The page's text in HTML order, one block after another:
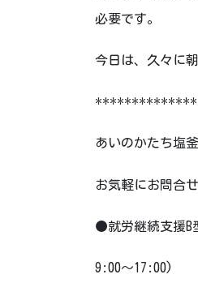
必要です。
今日は、久々に
あいのかたち塩
お気軽にお問合
●就労継続支援B
9:00～17:00)